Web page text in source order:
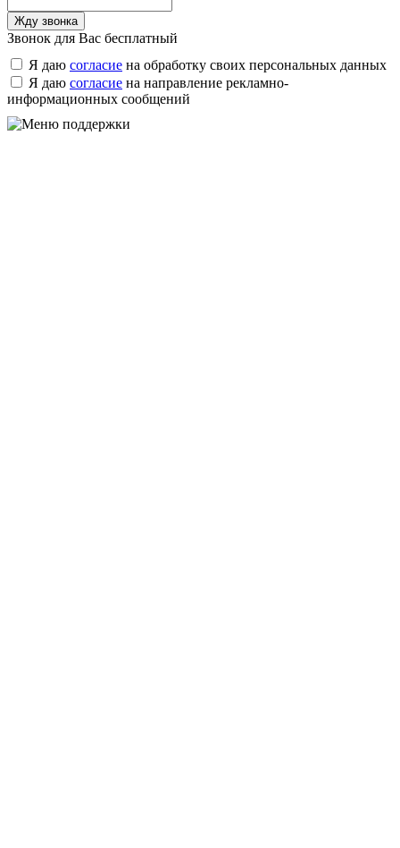
Звонок для Вас бесплатный
Я даю согласие на обработку своих персональных данных
Я даю согласие на направление рекламно-
информационных сообщений